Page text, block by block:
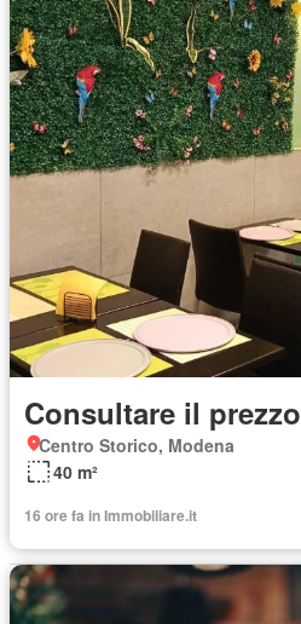
Consultare il prezzo
Centro Storico, Modena
40 m²
16 ore fa in Immobiliare.it